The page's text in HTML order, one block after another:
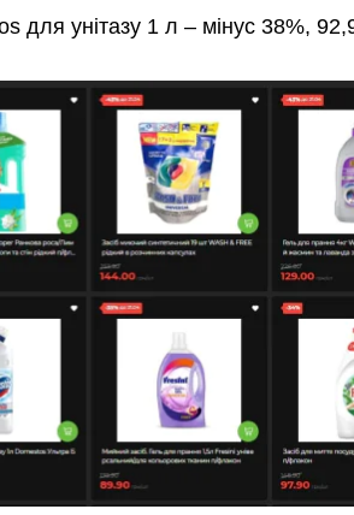
для унітазу 1 л – мінус 38%,